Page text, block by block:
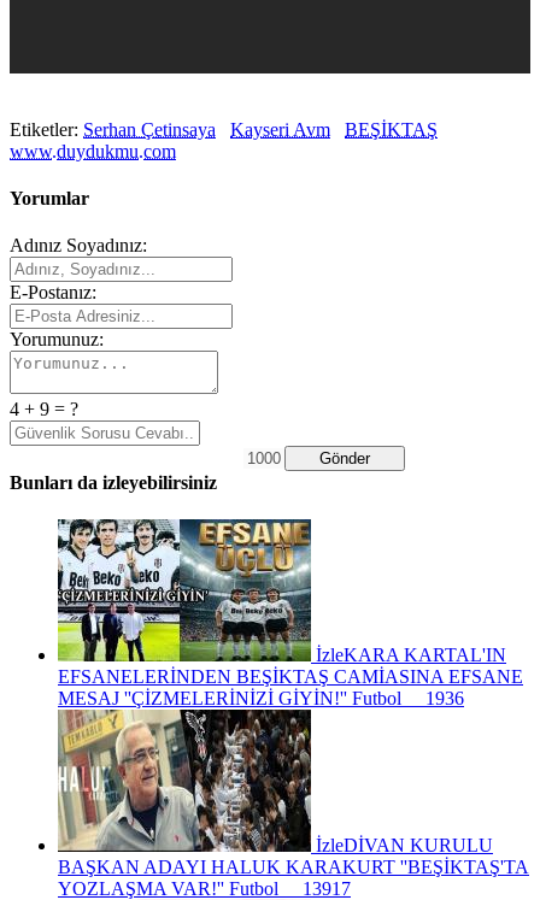
Etiketler: Serhan Çetinsaya Kayseri Avm
BEŞİKTAŞ
www.duydukmu.com
Yorumlar
Adınız Soyadınız:
E-Postanız:
Yorumunuz:
4 + 9 = ?
Gönder
Bunları da izleyebilirsiniz
İzleKARA KARTAL'IN
EFSANELERİNDEN BEŞİKTAŞ CAMİASINA EFSANE
MESAJ ''ÇİZMELERİNİZİ GİYİN!'' Futbol 1936
İzleDİVAN KURULU
BAŞKAN ADAYI HALUK KARAKURT ''BEŞİKTAŞ'TA
YOZLAŞMA VAR!'' Futbol 13917